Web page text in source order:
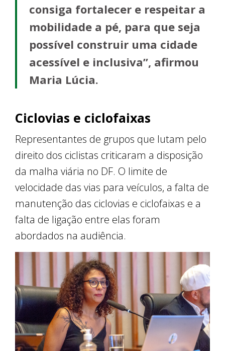
consiga fortalecer e respeitar a
mobilidade a pé, para que seja
possível construir uma cidade
acessível e inclusiva”, afirmou
Maria Lúcia.
Ciclovias e ciclofaixas
Representantes de grupos que lutam pelo
direito dos ciclistas criticaram a disposição
da malha viária no DF. O limite de
velocidade das vias para veículos, a falta de
manutenção das ciclovias e ciclofaixas e a
falta de ligação entre elas foram
abordados na audiência.